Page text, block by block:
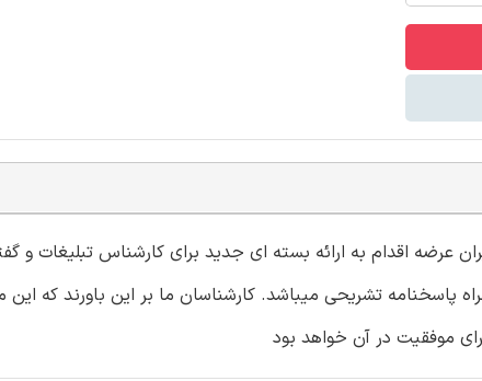
عرضه اقدام به ارائه بسته ای جدید برای کارشناس تبلیغات
پاسخنامه تشریحی میباشد. کارشناسان ما بر این باورند که
موفقیت در آن خواهد بود